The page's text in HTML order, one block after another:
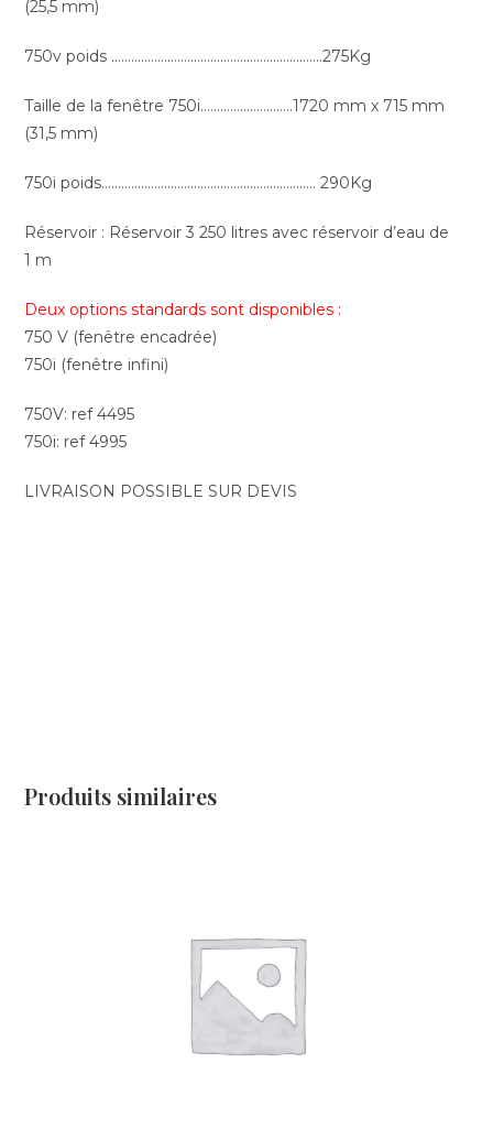
(25,5 mm)
750v poids ……………………………………………………….275Kg
Taille de la fenêtre 750i……………………….1720 mm x 715 mm
(31,5 mm)
750i poids……………………………………………………….. 290Kg
Réservoir : Réservoir 3 250 litres avec réservoir d’eau de
1 m
Deux options standards sont disponibles :
750 V (fenêtre encadrée)
750i (fenêtre infini)
750V: ref 4495
750i: ref 4995
LIVRAISON POSSIBLE SUR DEVIS
Produits similaires